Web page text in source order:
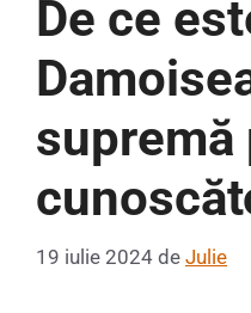
De ce
supremă
19 iulie 2024 de Julie